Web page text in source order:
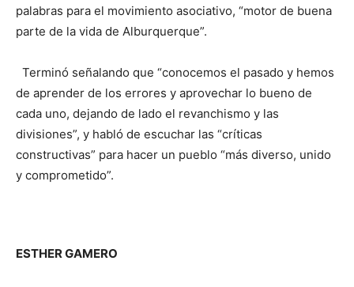
palabras para el movimiento asociativo, “motor de buena
parte de la vida de Alburquerque”.
Terminó señalando que “conocemos el pasado y hemos
de aprender de los errores y aprovechar lo bueno de
cada uno, dejando de lado el revanchismo y las
divisiones”, y habló de escuchar las “críticas
constructivas” para hacer un pueblo “más diverso, unido
y comprometido”.
ESTHER GAMERO